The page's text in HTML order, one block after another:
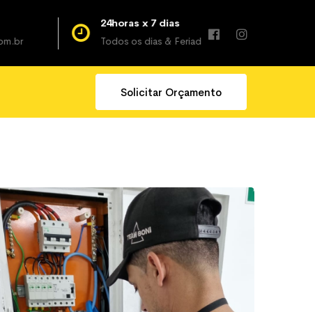
24horas x 7 dias
Todos os dias & Feriados
Solicitar Orçamento